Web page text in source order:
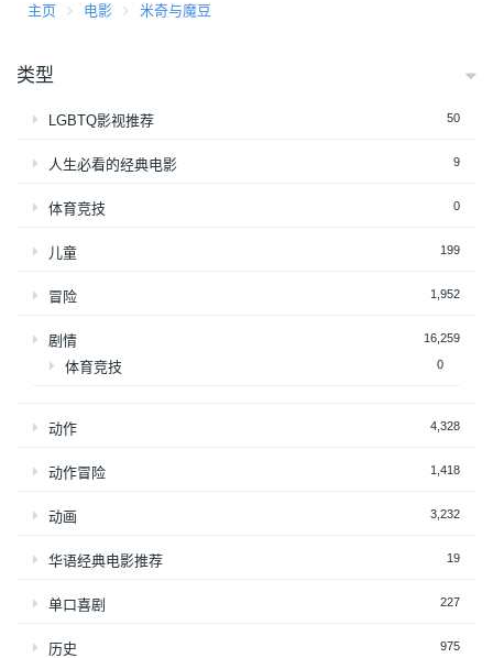
主页 电影 米奇与魔豆
类型
LGBTQ影视推荐 50
人生必看的经典电影 9
体育竞技 0
儿童 199
冒险 1,952
剧情 16,259
体育竞技 0
动作 4,328
动作冒险 1,418
动画 3,232
华语经典电影推荐 19
单口喜剧 227
历史 975